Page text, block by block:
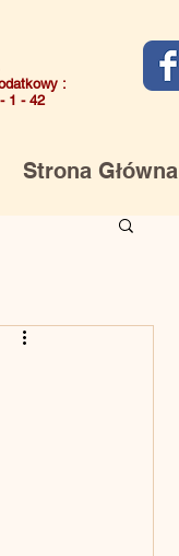
:
1 - 42
Strona Główna